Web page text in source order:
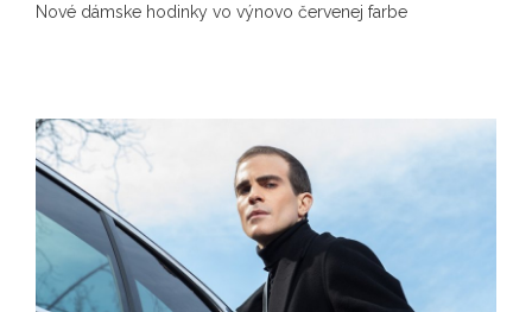
Nové dámske hodinky vo výnovo červenej farbe